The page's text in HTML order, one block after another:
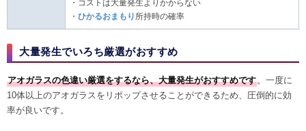
・コストは大量発生よりかからない
・ ひかるおまもり 所持時の確率
大量発生でいろち厳選がおすすめ
アオガラスの色違い厳選をするなら、大量発生がおすすめです 。一度に
10体以上のアオガラスをリポップさせることができるため、圧倒的に効
率が良いです。